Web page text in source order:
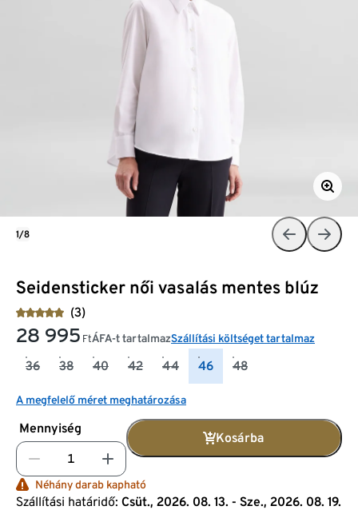
Seidensticker női vasalás mentes blúz
(3)
28 995 FtÁFA-t tartalmazSzállítási költséget tartalmaz
36 38 40 42 44 46 48
A megfelelő méret meghatározása
Mennyiség
Kosárba
Néhány darab kapható
Szállítási határidő: Csüt., 2026. 08. 13. - Sze., 2026. 08. 19.
1/8